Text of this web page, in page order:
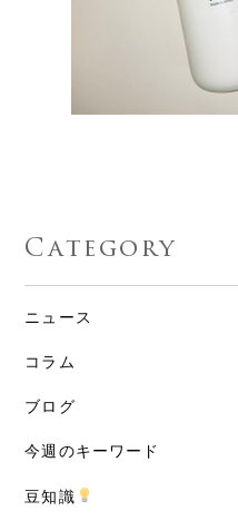
Category
ニュース
コラム
ブログ
今週のキーワード
豆知識